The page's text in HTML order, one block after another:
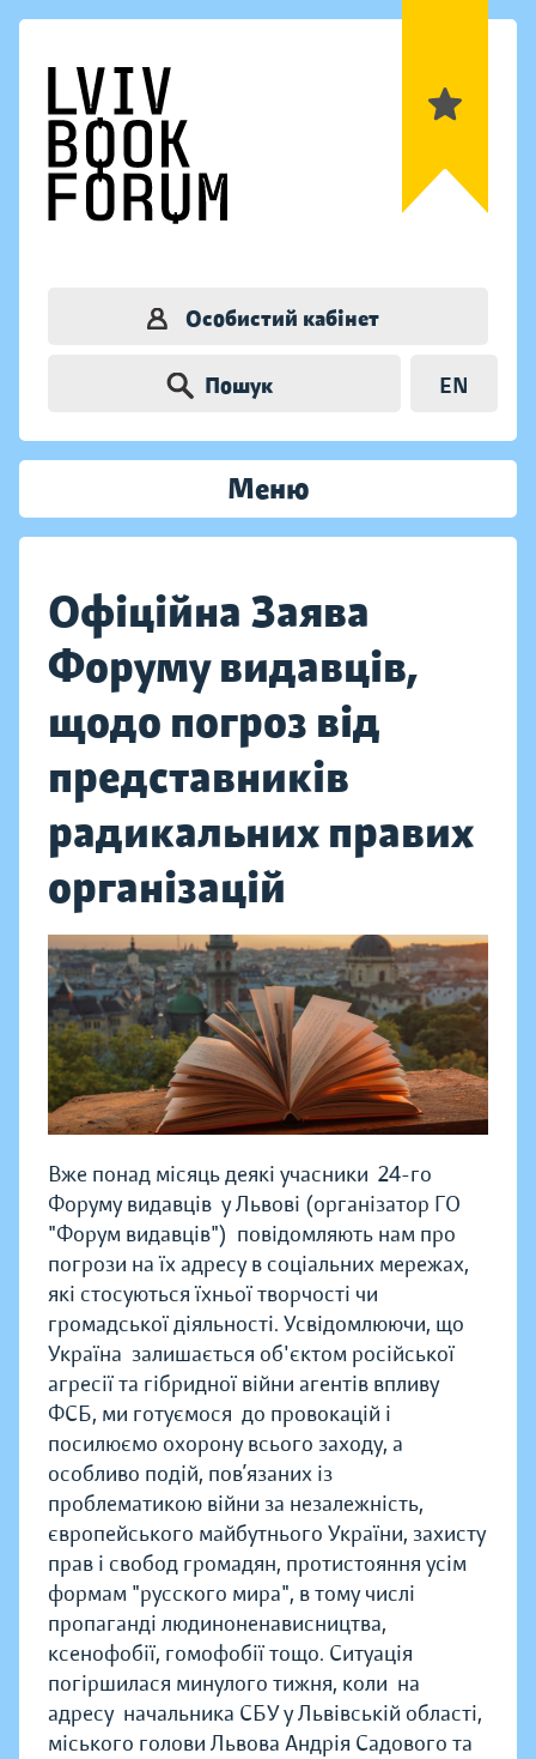
Особистий кабінет
Пошук EN
Меню
Офіційна Заява
Форуму видавців,
щодо погроз від
представників
радикальних правих
організацій
Вже понад місяць деякі учасники 24-го
Форуму видавців у Львові (організатор ГО
"Форум видавців") повідомляють нам про
погрози на їх адресу в соціальних мережах,
які стосуються їхньої творчості чи
громадської діяльності. Усвідомлюючи, що
Україна залишається об'єктом російської
агресії та гібридної війни агентів впливу
ФСБ, ми готуємося до провокацій і
посилюємо охорону всього заходу, а
особливо подій, пов’язаних із
проблематикою війни за незалежність,
європейського майбутнього України, захисту
прав і свобод громадян, протистояння усім
формам "русского мира", в тому числі
пропаганді людиноненависництва,
ксенофобії, гомофобії тощо. Ситуація
погіршилася минулого тижня, коли на
адресу начальника СБУ у Львівській області,
міського голови Львова Андрія Садового та